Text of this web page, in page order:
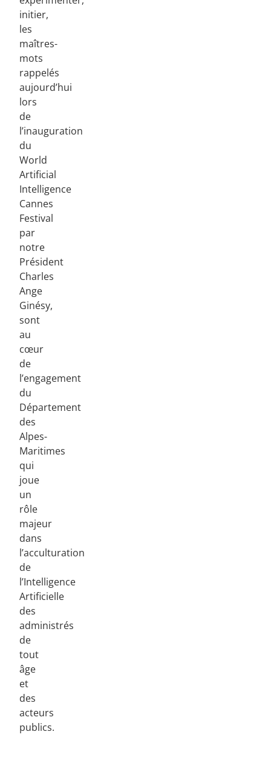
initier,
les
maîtres-
mots
rappelés
aujourd’hui
lors
de
l’inauguration
du
World
Artificial
Intelligence
Cannes
Festival
par
notre
Président
Charles
Ange
Ginésy,
sont
au
cœur
de
l’engagement
du
Département
des
Alpes-
Maritimes
qui
joue
un
rôle
majeur
dans
l’acculturation
de
l’Intelligence
Artificielle
des
administrés
de
tout
âge
et
des
acteurs
publics.